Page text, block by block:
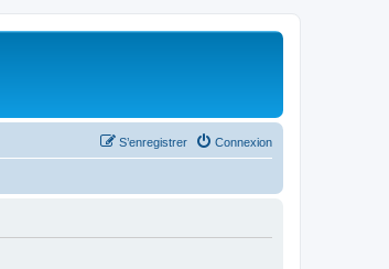
Connexion
S’enregistrer